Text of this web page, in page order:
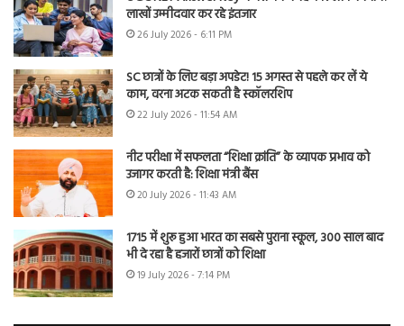
लाखों उम्मीदवार कर रहे इंतजार
26 July 2026 - 6:11 PM
SC छात्रों के लिए बड़ा अपडेट! 15 अगस्त से पहले कर लें ये
काम, वरना अटक सकती है स्कॉलरशिप
22 July 2026 - 11:54 AM
नीट परीक्षा में सफलता “शिक्षा क्रांति” के व्यापक प्रभाव को
उजागर करती है: शिक्षा मंत्री बैंस
20 July 2026 - 11:43 AM
1715 में शुरू हुआ भारत का सबसे पुराना स्कूल, 300 साल बाद
भी दे रहा है हजारों छात्रों को शिक्षा
19 July 2026 - 7:14 PM